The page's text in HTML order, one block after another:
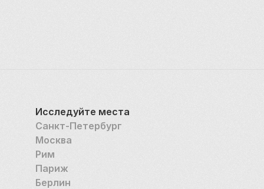
Исследуйте места
Санкт-Петербург
Москва
Рим
Париж
Берлин